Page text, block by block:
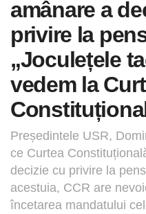
amânare a
privire la
„Joculețele
vedem la
Președintele USR,
ce Curtea
decizie cu privire la
acestuia, CCR are
încetarea mandatului